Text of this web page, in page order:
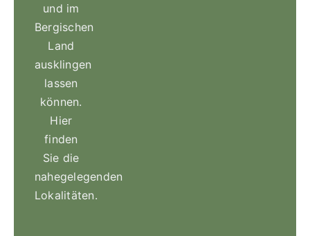
und im
Bergischen
Land
ausklingen
lassen
können.
Hier
finden
Sie die
nahegelegenden
Lokalitäten.